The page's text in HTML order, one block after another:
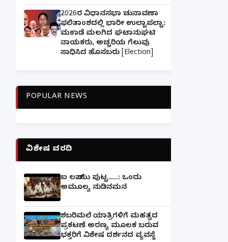
2026ರ ವಿಧಾನಸಭಾ ಚುನಾವಣಾ
ಫಲಿತಾಂಶದಲ್ಲಿ ಭಾರೀ ಉಲ್ಟಾಪಲ್ಟಾ:
ಮಕಾಡೆ ಮಲಗಿದ ಘಟಾನುಘಟಿ
ನಾಯಕರು, ಅಚ್ಚರಿಯ ಗೆಲುವು
ಸಾಧಿಸಿದ ಹೊಸಬರು [Election]
POPULAR NEWS
ವಿಶೇಷ ವರದಿ
ಐ ಲವ್ ಯು ಪುಟ್ಟ.....: ಒಂದು
ಅಮೂಲ್ಯ ನುಡಿನಮನ
ಶಬರಿಮಲೆ ಯಾತ್ರಿಗಳಿಗೆ ಮಹತ್ವದ
ಪ್ರಕಟಣೆ ಅರಣ್ಯ ಮೂಲಕ ಬರುವ
ಭಕ್ತರಿಗೆ ವಿಶೇಷ ದರ್ಶನದ ವ್ಯವಸ್ಥೆ